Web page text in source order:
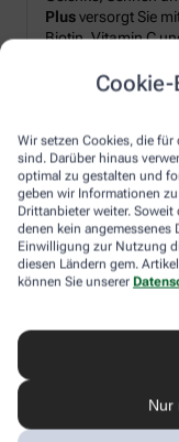
Wir setzen Cookies, die
sind. Darüber hinaus
optimal zu gestalten und
geben wir Informationen
Drittanbieter weiter. Soweit
denen kein angemessenes
Einwilligung zur Nutzung
diesen Ländern gem.
können Sie unserer
Nur
Plusversorgt Sie
Biotin, Vitamin C
Hydrolysiertes
Pulverform – leicht
Schnell angerührt:
Ihr
Rühren Sie 2×
erfrischendes